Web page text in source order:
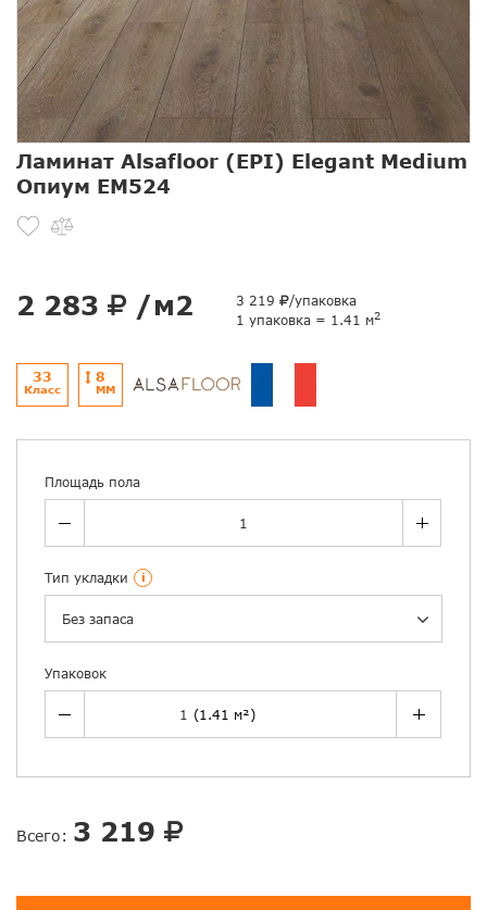
Ламинат Alsafloor (EPI) Elegant Medium
Опиум EM524
2 283 /м2 3 219
/упаковка
1 упаковка = 1.41 м2
33
Класс
8
ММ
Площадь пола
Тип укладки i
Без запаса
Упаковок
Всего: 3 219